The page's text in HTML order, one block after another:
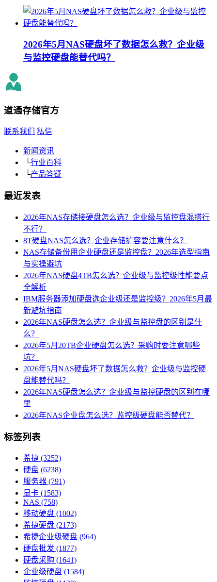
2026年5月NAS硬盘坏了数据怎么救？企业级
与监控硬盘能替代吗？
道通存储官方
联系我们 私信
新闻资讯
└行业百科
└产品答疑
最近发表
2026年NAS存储接硬盘怎么选？企业级与监控盘混搭行
不行？
8T硬盘NAS怎么选？企业存储扩容要注意什么？
NAS存储备份用企业硬盘还是监控盘？2026年选型指南
与实操避坑
2026年NAS硬盘4TB怎么选？企业级与监控级性能要点
全解析
IBM服务器添加硬盘选企业级还是监控级？2026年5月最
新避坑指南
2026年NAS硬盘怎么选？企业级与监控盘的区别是什
么？
2026年5月20TB企业硬盘怎么选？采购时要注意哪些
坑？
2026年5月NAS硬盘坏了数据怎么救？企业级与监控硬
盘能替代吗？
2026年NAS硬盘怎么选？企业级与监控硬盘的区别在哪
里
2026年NAS企业盘怎么选？监控级硬盘能否替代？
标签列表
希捷 (3252)
硬盘 (6238)
服务器 (791)
显卡 (1583)
NAS (758)
移动硬盘 (1002)
希捷硬盘 (2173)
希捷企业级硬盘 (964)
硬盘批发 (1877)
硬盘采购 (1641)
企业级硬盘 (1584)